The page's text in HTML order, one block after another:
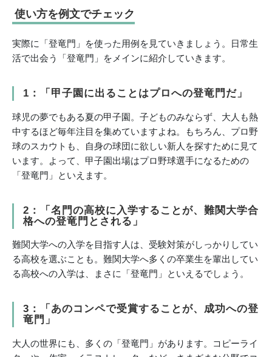
使い方を例文でチェック
実際に「登竜門」を使った用例を見ていきましょう。日常生
活で出会う「登竜門」をメインに紹介していきます。
1：「甲子園に出ることはプロへの登竜門だ」
球児の夢でもある夏の甲子園。子どものみならず、大人も熱
中するほど毎年注目を集めていますよね。もちろん、プロ野
球のスカウトも、自身の球団に欲しい新人を探すために見て
います。よって、甲子園出場はプロ野球選手になるための
「登竜門」といえます。
2：「名門の高校に入学することが、難関大学合
格への登竜門とされる」
難関大学への入学を目指す人は、受験対策がしっかりしてい
る高校を選ぶことも。難関大学へ多くの卒業生を輩出してい
る高校への入学は、まさに「登竜門」といえるでしょう。
3：「あのコンペで受賞することが、成功への登
竜門」
大人の世界にも、多くの「登竜門」があります。コピーライ